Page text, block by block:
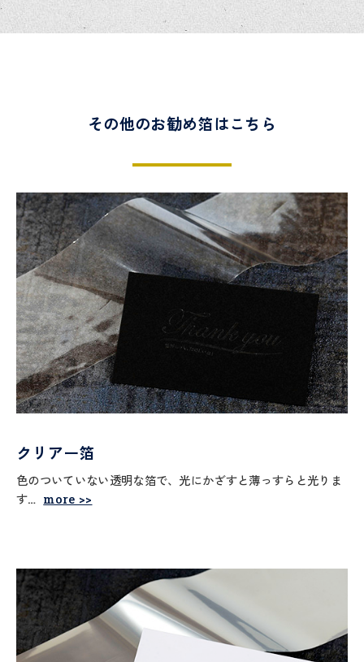
その他のお勧め箔はこちら
クリアー箔
色のついていない透明な箔で、光にかざすと薄っすらと光りま
す… more >>